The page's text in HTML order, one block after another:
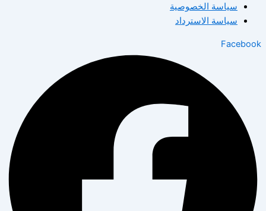
سياسة الخصوصية
سياسة الاسترداد
Facebook